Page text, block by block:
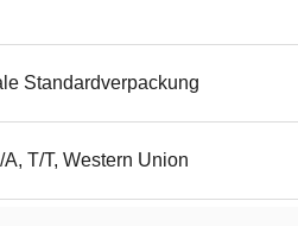
Standardverpackung
A, T/T, Western Union